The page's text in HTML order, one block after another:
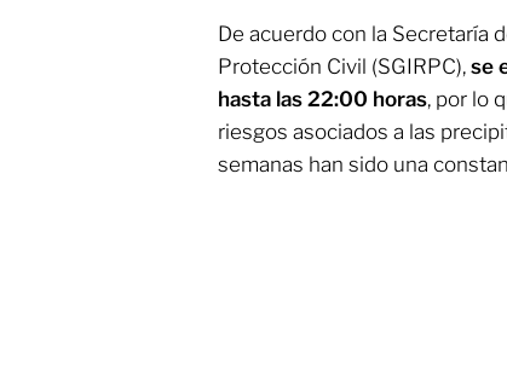
De acuerdo con la Secretaría
Protección Civil (SGIRPC), se
hasta las 22:00 horas, por lo
riesgos asociados a las
semanas han sido una